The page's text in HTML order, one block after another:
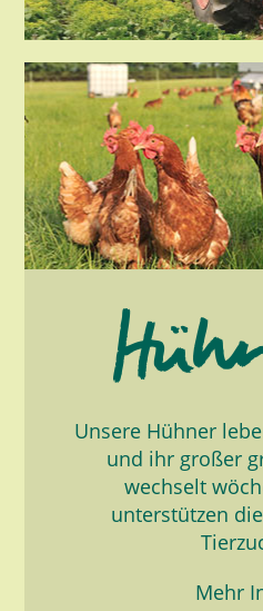
Unsere Hühner
und ihr großer
wechselt
unterstützen
Mehr